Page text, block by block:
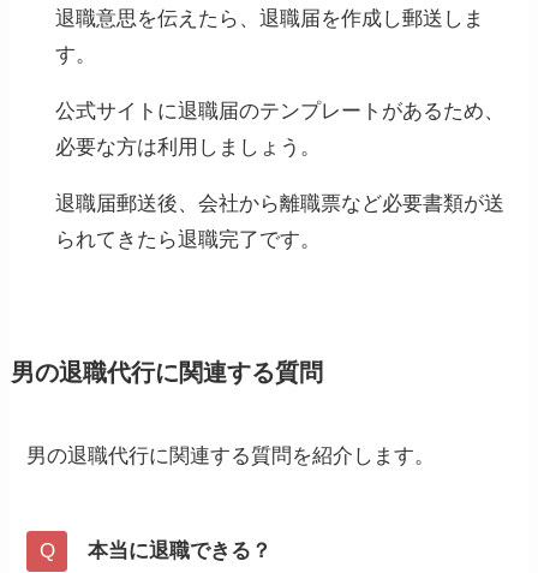
退職意思を伝えたら、退職届を作成し郵送しま
す。
公式サイトに退職届のテンプレートがあるため、
必要な方は利用しましょう。
退職届郵送後、会社から離職票など必要書類が送
られてきたら退職完了です。
男の退職代行に関連する質問
男の退職代行に関連する質問を紹介します。
本当に退職できる？